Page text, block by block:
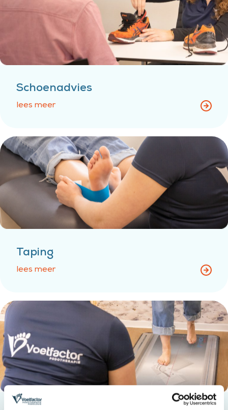
Schoenadvies
lees meer
Taping
lees meer